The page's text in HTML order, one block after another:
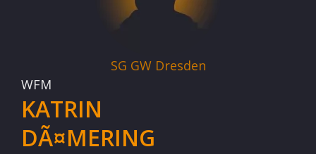
SG GW Dresden
WFM
KATRIN
DÃ¤MERING